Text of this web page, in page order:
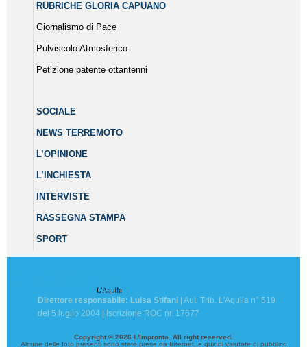
RUBRICHE GLORIA CAPUANO
Giornalismo di Pace
Pulviscolo Atmosferico
Petizione patente ottantenni
SOCIALE
NEWS TERREMOTO
L’OPINIONE
L’INCHIESTA
INTERVISTE
RASSEGNA STAMPA
SPORT
Direttore responsabile: Luisa Stifani | Aut. Trib. L'Aquila n° 519
del 5 luglio 2004 | Iscrizione ROC nr. 17677
Copyright © 2026 L'Impronta. All right reserved.
Alcune delle foto presenti sono state prese da Internet, e quindi valutate di pubblico